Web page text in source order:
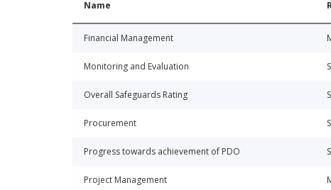
Name
Financial Management
Monitoring and Evaluation
Overall Safeguards Rating
Procurement
Progress towards achievement of PDO
Project Management